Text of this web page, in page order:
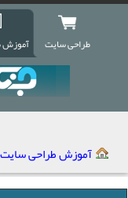
طراحی سایت آموزش
آموزش طراحی سایت